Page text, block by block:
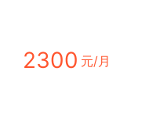
2300 元/月